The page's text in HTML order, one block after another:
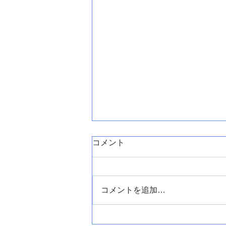
コメント
コメントを追加…